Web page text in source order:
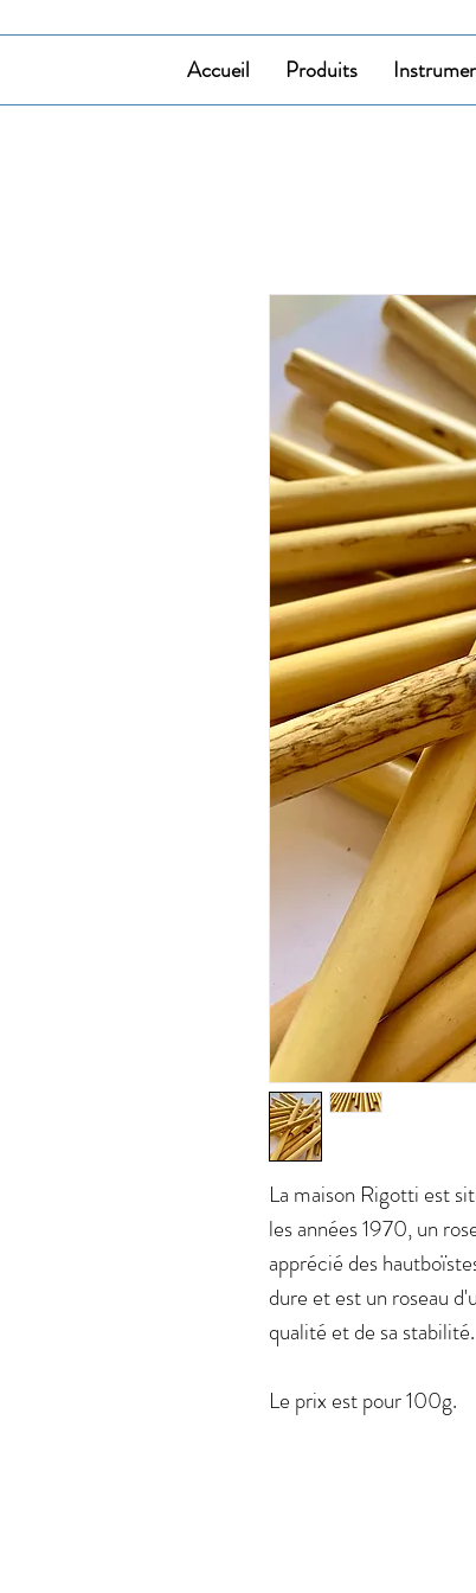
Accueil Produits
La maison Rigotti est
les années 1970, un
apprécié des
dure et est un roseau
qualité et de sa stabilité.
Le prix est pour 100g.